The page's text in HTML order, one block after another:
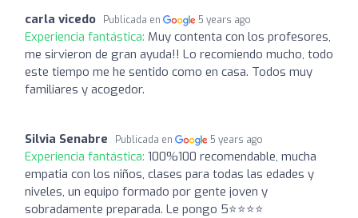
carla vicedo Publicada en 5 years ago
Experiencia fantástica: Muy contenta con los profesores,
me sirvieron de gran ayuda!! Lo recomiendo mucho, todo
este tiempo me he sentido como en casa. Todos muy
familiares y acogedor.
Silvia Senabre Publicada en 5 years ago
Experiencia fantástica: 100%100 recomendable, mucha
empatia con los niños, clases para todas las edades y
niveles, un equipo formado por gente joven y
sobradamente preparada. Le pongo 5⭐️⭐️⭐️⭐️